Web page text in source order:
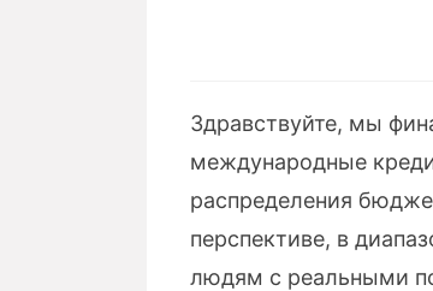
Здравствуйте, мы
международные
распределения
перспективе, в
людям с реальными